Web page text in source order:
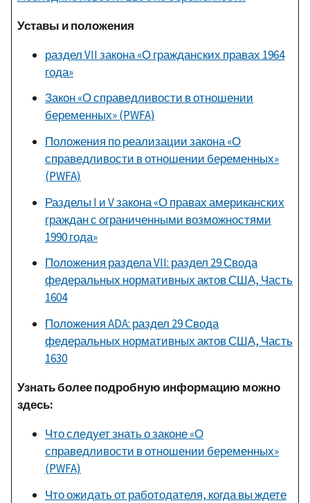
Уставы и положения
раздел VII закона «О гражданских правах 1964
года»
Закон «О справедливости в отношении
беременных» (PWFA)
Положения по реализации закона «О
справедливости в отношении беременных»
(PWFA)
Разделы I и V закона «О правах американских
граждан с ограниченными возможностями
1990 года»
Положения раздела VII: раздел 29 Свода
федеральных нормативных актов США, Часть
1604
Положения ADA: раздел 29 Свода
федеральных нормативных актов США, Часть
1630
Узнать более подробную информацию можно
здесь:
Что следует знать о законе «О
справедливости в отношении беременных»
(PWFA)
Что ожидать от работодателя, когда вы ждете